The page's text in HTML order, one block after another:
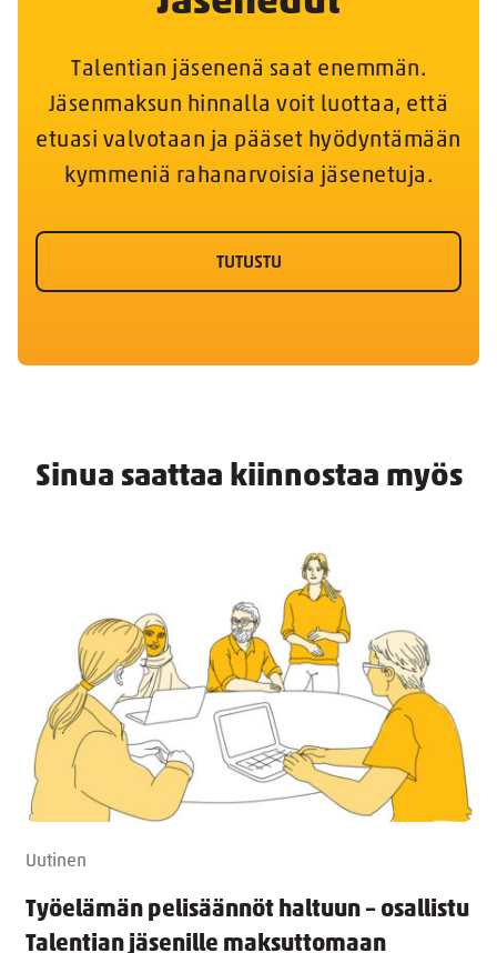
Talentian jäsenenä saat enemmän.
Jäsenmaksun hinnalla voit luottaa, että
etuasi valvotaan ja pääset hyödyntämään
kymmeniä rahanarvoisia jäsenetuja.
TUTUSTU
Sinua saattaa kiinnostaa myös
Uutinen
Työelämän pelisäännöt haltuun – osallistu
Talentian jäsenille maksuttomaan